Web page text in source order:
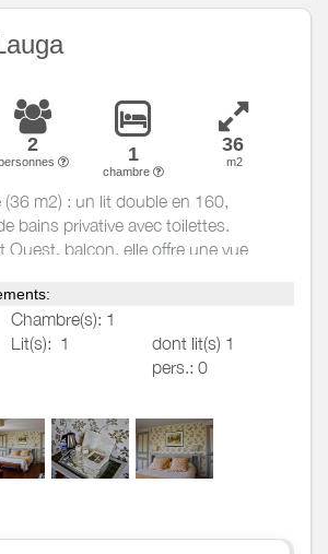
2 1
chambre
36
m2
(36 m2) : un lit double en 160,
bains privative avec toilettes.
Ouest, balcon, elle offre une vue
jardin et le massif de la Rhune.
Chambre(s): 1
Lit(s): 1
dont lit(s) 1
pers.: 0
pers.: 1
Salle de bains avec
baignoire